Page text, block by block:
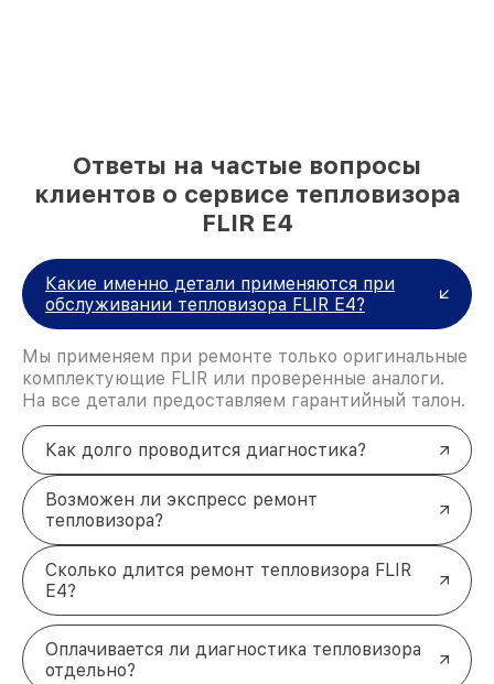
Ответы на частые вопросы
клиентов о сервисе тепловизора
FLIR E4
Какие именно детали применяются при
обслуживании тепловизора FLIR E4?
Мы применяем при ремонте только оригинальные
комплектующие FLIR или проверенные аналоги.
На все детали предоставляем гарантийный талон.
Как долго проводится диагностика?
Возможен ли экспресс ремонт
тепловизора?
Сколько длится ремонт тепловизора FLIR
E4?
Оплачивается ли диагностика тепловизора
отдельно?